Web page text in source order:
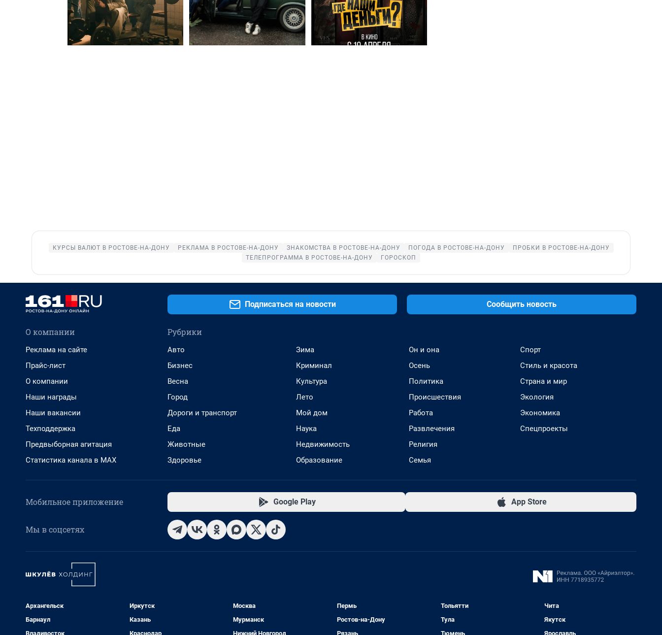
КУРСЫ ВАЛЮТ В РОСТОВЕ-НА-ДОНУ РЕКЛАМА В РОСТОВЕ-НА-ДОНУ ЗНАКОМСТВА В РОСТОВЕ-НА-ДОНУ ПОГОДА В РОСТОВЕ-НА-ДОНУ
ПРОБКИ В РОСТОВЕ-НА-ДОНУ
ТЕЛЕПРОГРАММА В РОСТОВЕ-НА-ДОНУ
ГОРОСКОП
Подписаться на новости Сообщить новость
О компании
Реклама на сайте
Прайс-лист
О компании
Наши награды
Наши вакансии
Техподдержка
Предвыборная агитация
Статистика канала в MAX
Рубрики
Авто
Бизнес
Весна
Город
Дороги и транспорт
Еда
Животные
Здоровье
Зима
Криминал
Культура
Лето
Мой дом
Наука
Недвижимость
Образование
Он и она
Осень
Политика
Происшествия
Работа
Развлечения
Религия
Семья
Спорт
Стиль и красота
Страна и мир
Экология
Экономика
Спецпроекты
Мобильное приложение Google Play App Store
Мы в соцсетях
Архангельск
Барнаул
Владивосток
Иркутск
Казань
Краснодар
Москва
Мурманск
Нижний Новгород
Пермь
Ростов-на-Дону
Рязань
Тольятти
Тула
Тюмень
Чита
Якутск
Ярославль